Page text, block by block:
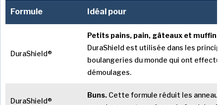
Formule Idéal pour
DuraShield®
Petits pains, pain, gâteaux et muffins.
DuraShield est utilisée dans les
boulangeries du monde qui ont
démoulages.
DuraShield®
Buns. Cette formule réduit les